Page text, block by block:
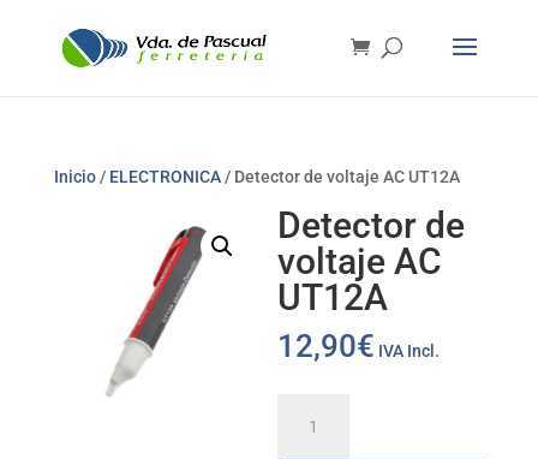
Inicio/ ELECTRONICA/ Detector de voltaje AC UT12A
Detector de
voltaje AC
UT12A
12,90€ IVA Incl.